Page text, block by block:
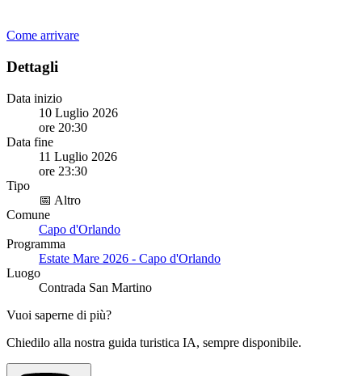
Come arrivare
Dettagli
Data inizio
10 Luglio 2026
ore 20:30
Data fine
11 Luglio 2026
ore 23:30
Tipo
📅 Altro
Comune
Capo d'Orlando
Programma
Estate Mare 2026 - Capo d'Orlando
Luogo
Contrada San Martino
Vuoi saperne di più?
Chiedilo alla nostra guida turistica IA, sempre disponibile.